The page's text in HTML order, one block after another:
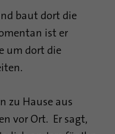
baut dort die
ist er
um dort die
zu Hause aus
vor Ort. Er sagt,
mit dem Cookie
stattgefunden hat.